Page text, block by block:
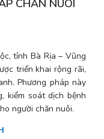
CHĂN NUÔI
tỉnh Bà Rịa – Vũng
triển khai rộng rãi,
Phương pháp này
kiểm soát dịch bệnh
người chăn nuôi.